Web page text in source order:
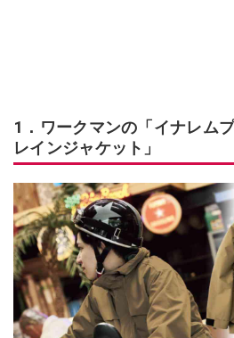
1．ワークマンの「イナレム
レインジャケット」